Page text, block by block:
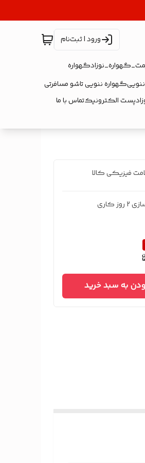
ورود | ثبت‌نام
گهواره
گهواره ننویی تاشو مسافرتی
پست الکترونیکتماس با ما
فیزیکی کالا
2 روز کاری
به سبد خرید